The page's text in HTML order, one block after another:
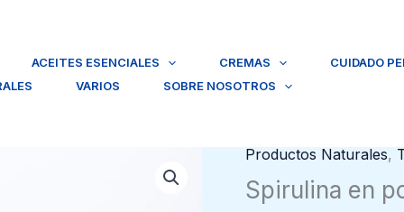
ACEITES ESENCIALES CREMAS
CUIDADO
VARIOS SOBRE NOSOTROS
Productos Naturales,
Spirulina en